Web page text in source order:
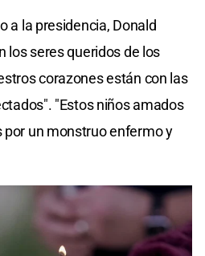
a la presidencia, Donald
los seres queridos de los
corazones están con las
"Estos niños amados
un monstruo enfermo y